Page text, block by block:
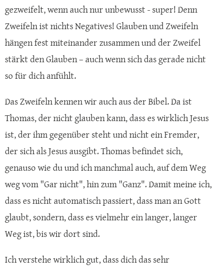
gezweifelt, wenn auch nur unbewusst - super! Denn
Zweifeln ist nichts Negatives! Glauben und Zweifeln
hängen fest miteinander zusammen und der Zweifel
stärkt den Glauben – auch wenn sich das gerade nicht
so für dich anfühlt.
Das Zweifeln kennen wir auch aus der Bibel. Da ist
Thomas, der nicht glauben kann, dass es wirklich Jesus
ist, der ihm gegenüber steht und nicht ein Fremder,
der sich als Jesus ausgibt. Thomas befindet sich,
genauso wie du und ich manchmal auch, auf dem Weg
weg vom "Gar nicht", hin zum "Ganz". Damit meine ich,
dass es nicht automatisch passiert, dass man an Gott
glaubt, sondern, dass es vielmehr ein langer, langer
Weg ist, bis wir dort sind.
Ich verstehe wirklich gut, dass dich das sehr